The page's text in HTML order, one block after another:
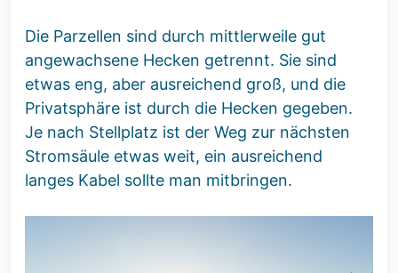
Die Parzellen sind durch mittlerweile gut
angewachsene Hecken getrennt. Sie sind
etwas eng, aber ausreichend groß, und die
Privatsphäre ist durch die Hecken gegeben.
Je nach Stellplatz ist der Weg zur nächsten
Stromsäule etwas weit, ein ausreichend
langes Kabel sollte man mitbringen.